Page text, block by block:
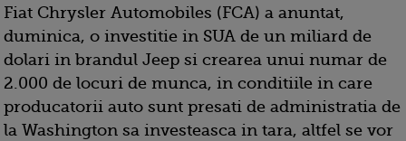
Fiat Chrysler Automobiles (FCA) a anuntat,
duminica, o investitie in SUA de un miliard de
dolari in brandul Jeep si crearea unui numar de
2.000 de locuri de munca, in conditiile in care
producatorii auto sunt presati de administratia de
la Washington sa investeasca in tara, altfel se vor